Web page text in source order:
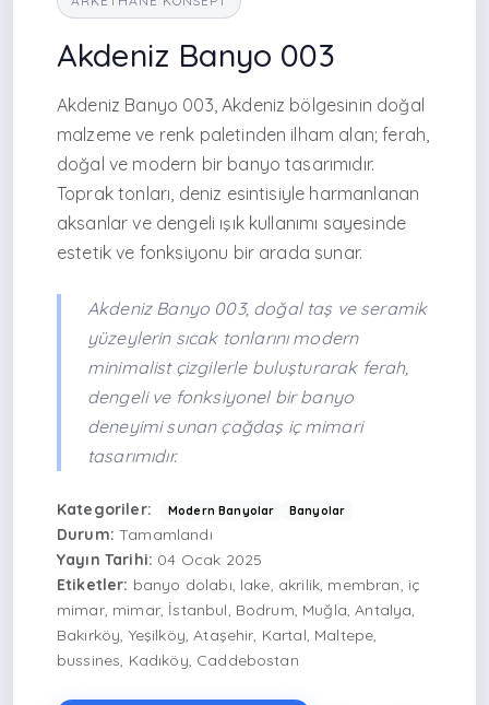
Akdeniz Banyo 003
Akdeniz Banyo 003, Akdeniz bölgesinin doğal
malzeme ve renk paletinden ilham alan; ferah,
doğal ve modern bir banyo tasarımıdır.
Toprak tonları, deniz esintisiyle harmanlanan
aksanlar ve dengeli ışık kullanımı sayesinde
estetik ve fonksiyonu bir arada sunar.
Akdeniz Banyo 003, doğal taş ve seramik
yüzeylerin sıcak tonlarını modern
minimalist çizgilerle buluşturarak ferah,
dengeli ve fonksiyonel bir banyo
deneyimi sunan çağdaş iç mimari
tasarımıdır.
Kategoriler: Modern Banyolar Banyolar
Durum: Tamamlandı
Yayın Tarihi: 04 Ocak 2025
Etiketler: banyo dolabı, lake, akrilik, membran, iç
mimar, mimar, İstanbul, Bodrum, Muğla, Antalya,
Bakırköy, Yeşilköy, Ataşehir, Kartal, Maltepe,
bussines, Kadıköy, Caddebostan